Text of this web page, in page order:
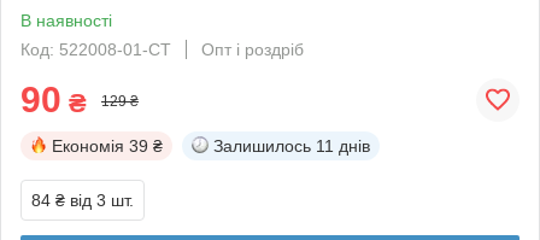
В наявності
Код: 522008-01-СТ
Опт і роздріб
90 ₴ 129 ₴
Економія 39 ₴ Залишилось 11 днів
84 ₴ від 3 шт.